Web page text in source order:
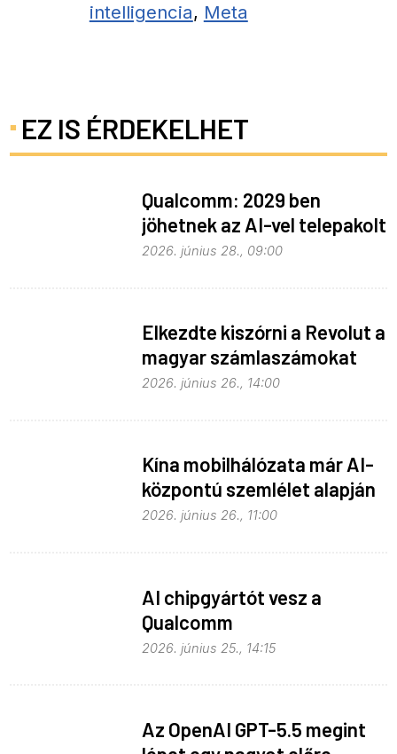
intelligencia, Meta
EZ IS ÉRDEKELHET
Qualcomm: 2029 ben
jöhetnek az AI-vel telepakolt
6G-s telefonok
2026. június 28., 09:00
Elkezdte kiszórni a Revolut a
magyar számlaszámokat
2026. június 26., 14:00
Kína mobilhálózata már AI-
központú szemlélet alapján
fejlődik
2026. június 26., 11:00
AI chipgyártót vesz a
Qualcomm
2026. június 25., 14:15
Az OpenAI GPT-5.5 megint